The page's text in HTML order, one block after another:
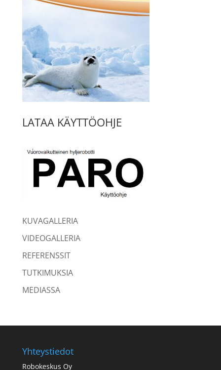
LATAA KÄYTTÖOHJE
KUVAGALLERIA
VIDEOGALLERIA
REFERENSSIT
TUTKIMUKSIA
MEDIASSA
Yhteystiedot
Robokeskus Oy